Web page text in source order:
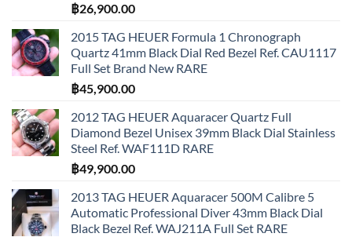
฿26,900.00
2015 TAG HEUER Formula 1 Chronograph
Quartz 41mm Black Dial Red Bezel Ref. CAU1117
Full Set Brand New RARE
฿45,900.00
2012 TAG HEUER Aquaracer Quartz Full
Diamond Bezel Unisex 39mm Black Dial Stainless
Steel Ref. WAF111D RARE
฿49,900.00
2013 TAG HEUER Aquaracer 500M Calibre 5
Automatic Professional Diver 43mm Black Dial
Black Bezel Ref. WAJ211A Full Set RARE